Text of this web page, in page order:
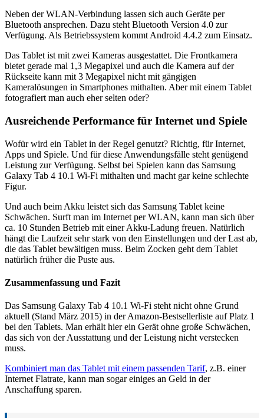
Neben der WLAN-Verbindung lassen sich auch Geräte per
Bluetooth ansprechen. Dazu steht Bluetooth Version 4.0 zur
Verfügung. Als Betriebssystem kommt Android 4.4.2 zum Einsatz.
Das Tablet ist mit zwei Kameras ausgestattet. Die Frontkamera
bietet gerade mal 1,3 Megapixel und auch die Kamera auf der
Rückseite kann mit 3 Megapixel nicht mit gängigen
Kameralösungen in Smartphones mithalten. Aber mit einem Tablet
fotografiert man auch eher selten oder?
Ausreichende Performance für Internet und Spiele
Wofür wird ein Tablet in der Regel genutzt? Richtig, für Internet,
Apps und Spiele. Und für diese Anwendungsfälle steht genügend
Leistung zur Verfügung. Selbst bei Spielen kann das Samsung
Galaxy Tab 4 10.1 Wi-Fi mithalten und macht gar keine schlechte
Figur.
Und auch beim Akku leistet sich das Samsung Tablet keine
Schwächen. Surft man im Internet per WLAN, kann man sich über
ca. 10 Stunden Betrieb mit einer Akku-Ladung freuen. Natürlich
hängt die Laufzeit sehr stark von den Einstellungen und der Last ab,
die das Tablet bewältigen muss. Beim Zocken geht dem Tablet
natürlich früher die Puste aus.
Zusammenfassung und Fazit
Das Samsung Galaxy Tab 4 10.1 Wi-Fi steht nicht ohne Grund
aktuell (Stand März 2015) in der Amazon-Bestsellerliste auf Platz 1
bei den Tablets. Man erhält hier ein Gerät ohne große Schwächen,
das sich von der Ausstattung und der Leistung nicht verstecken
muss.
Kombiniert man das Tablet mit einem passenden Tarif, z.B. einer
Internet Flatrate, kann man sogar einiges an Geld in der
Anschaffung sparen.